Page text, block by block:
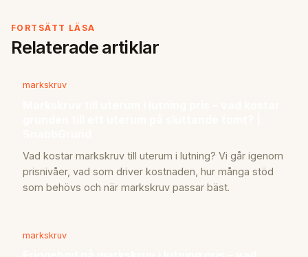
FORTSÄTT LÄSA
Relaterade artiklar
markskruv
Vad kostar markskruv till uterum i lutning? Vi går igenom
prisnivåer, vad som driver kostnaden, hur många stöd
som behövs och när markskruv passar bäst.
markskruv